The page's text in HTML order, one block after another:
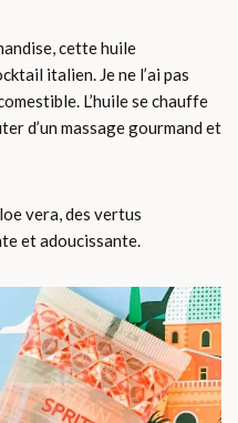
cette huile
italien. Je ne l’ai pas
L’huile se chauffe
d’un massage gourmand et
vera, des vertus
et adoucissante.